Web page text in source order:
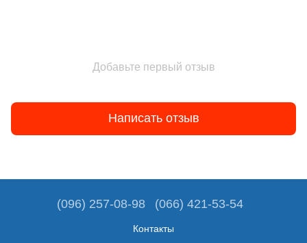
Добавьте первый отзыв
Написать отзыв
(096) 257-08-98 (066) 421-53-54
Контакты